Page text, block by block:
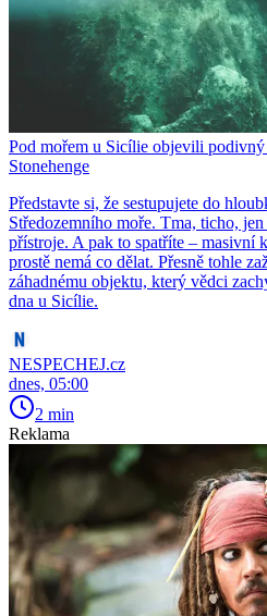
Pod mořem u Sicílie objevili
Stonehenge
Představte si, že sestupujete do
Středozemního moře. Tma, ticho,
přístroje. A pak to spatříte – masivní
prostě nemá co dělat. Přesně tohle
záhadnému objektu, který vědci
dna u Sicílie.
NESPECHEJ.cz
dnes, 05:00
2 min
Reklama